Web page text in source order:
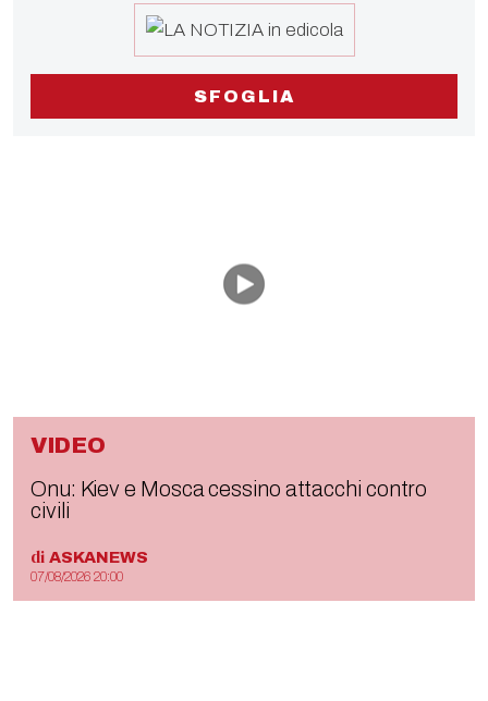
SFOGLIA
VIDEO
Onu: Kiev e Mosca cessino attacchi contro
civili
di ASKANEWS
07/08/2026 20:00